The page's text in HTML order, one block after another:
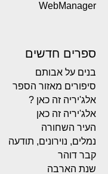
WebManager
ספרים חדשים
בנים על אבותם
סיפורים מאזור הספר
אלג'יריה זה כאן ?
אלג'יריה זה כאן
העיר השחורה
נמלים, נוירונים, תודעה
קבר דוהר
שנת הארבה